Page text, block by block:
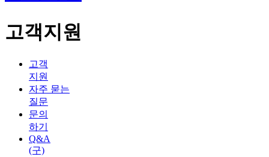
고객지원
고객
지원
자주 묻는
질문
문의
하기
Q&A
(구)